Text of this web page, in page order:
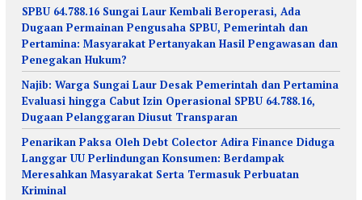
SPBU 64.788.16 Sungai Laur Kembali Beroperasi, Ada
Dugaan Permainan Pengusaha SPBU, Pemerintah dan
Pertamina: Masyarakat Pertanyakan Hasil Pengawasan dan
Penegakan Hukum?
Najib: Warga Sungai Laur Desak Pemerintah dan Pertamina
Evaluasi hingga Cabut Izin Operasional SPBU 64.788.16,
Dugaan Pelanggaran Diusut Transparan
Penarikan Paksa Oleh Debt Colector Adira Finance Diduga
Langgar UU Perlindungan Konsumen: Berdampak
Meresahkan Masyarakat Serta Termasuk Perbuatan
Kriminal